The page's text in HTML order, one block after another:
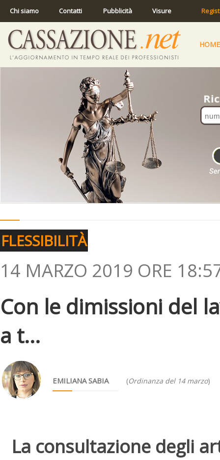
Chi siamo Contatti Pubblicità Visure
HOME
FLESSIBILITÀ
14 MARZO 2019 ORE
Con le dimissioni del
a t...
EMILIANA SABIA (Ordinanza del 14 marzo)
La consultazione degli